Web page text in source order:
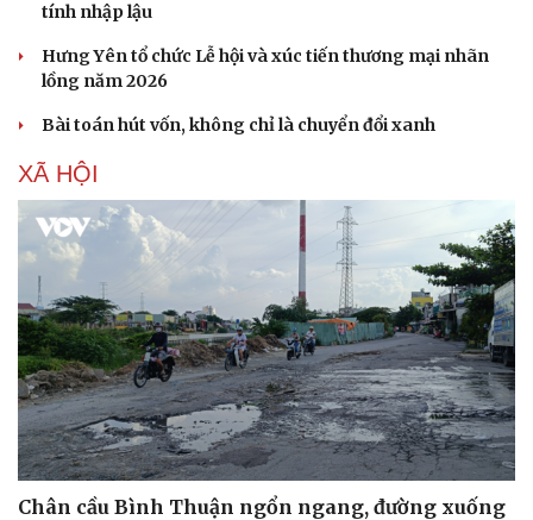
tính nhập lậu
Hưng Yên tổ chức Lễ hội và xúc tiến thương mại nhãn
lồng năm 2026
Bài toán hút vốn, không chỉ là chuyển đổi xanh
XÃ HỘI
Chân cầu Bình Thuận ngổn ngang, đường xuống